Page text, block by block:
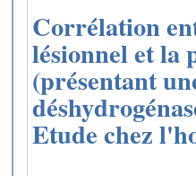
Corrélation
lésionnel et la
(présentant
Etude chez